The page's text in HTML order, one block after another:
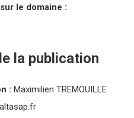
le domaine :
la publication
: Maximilien TREMOUILLE